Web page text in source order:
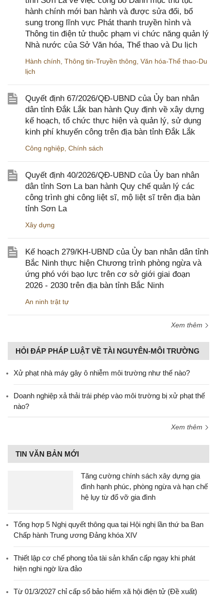
hành chính mới ban hành và được sửa đổi, bổ
sung trong lĩnh vực Phát thanh truyền hình và
Thông tin điện tử thuộc phạm vi chức năng quản lý
Nhà nước của Sở Văn hóa, Thể thao và Du lịch
Hành chính Thông tin-Truyền thông Văn hóa-Thể thao-Du
lịch
Quyết định 67/2026/QĐ-UBND của Ủy ban nhân
dân tỉnh Đắk Lắk ban hành Quy định về xây dựng
kế hoạch, tổ chức thực hiện và quản lý, sử dụng
kinh phí khuyến công trên địa bàn tỉnh Đắk Lắk
Công nghiệp Chính sách
Quyết định 40/2026/QĐ-UBND của Ủy ban nhân
dân tỉnh Sơn La ban hành Quy chế quản lý các
công trình ghi công liệt sĩ, mộ liệt sĩ trên địa bàn
tỉnh Sơn La
Xây dựng
Kế hoạch 279/KH-UBND của Ủy ban nhân dân tỉnh
Bắc Ninh thực hiện Chương trình phòng ngừa và
ứng phó với bạo lực trên cơ sở giới giai đoạn
2026 - 2030 trên địa bàn tỉnh Bắc Ninh
An ninh trật tự
Xem thêm
HỎI ĐÁP PHÁP LUẬT VỀ TÀI NGUYÊN-MÔI TRƯỜNG
Xử phạt nhà máy gây ô nhiễm môi trường như thế nào?
Doanh nghiệp xả thải trái phép vào môi trường bị xử phạt thế
nào?
Xem thêm
TIN VĂN BẢN MỚI
Tăng cường chính sách xây dựng gia
đình hạnh phúc, phòng ngừa và hạn chế
hệ lụy từ đổ vỡ gia đình
Tổng hợp 5 Nghị quyết thông qua tại Hội nghị lần thứ ba Ban
Chấp hành Trung ương Đảng khóa XIV
Thiết lập cơ chế phong tỏa tài sản khẩn cấp ngay khi phát
hiện nghi ngờ lừa đảo
Từ 01/3/2027 chỉ cấp sổ bảo hiểm xã hội điện tử (Đề xuất)